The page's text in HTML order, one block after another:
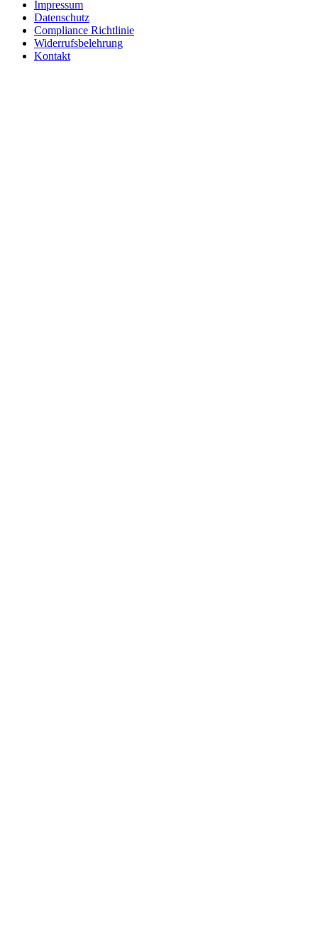
Impressum
Datenschutz
Compliance Richtlinie
Widerrufsbelehrung
Kontakt